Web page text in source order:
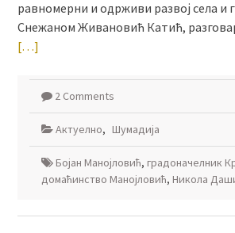
равномерни и одрживи развој села и
Снежаном Живановић Катић,
[…]
2 Comments
Актуелно, Шумадија
Бојан Манојловић, градоначелник
домаћинство Манојловић, Никола